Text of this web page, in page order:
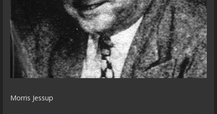
Morris Jessup